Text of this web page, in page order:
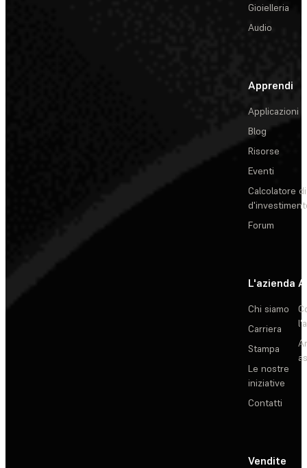
Gioielleria
Audio
Apprendi
Applicazioni
Blog
Risorse
Eventi
Calcolatore
Forum
L'azienda
Chi siamo
Carriera
Stampa
Le nostre
iniziative
Contatti
Vendite